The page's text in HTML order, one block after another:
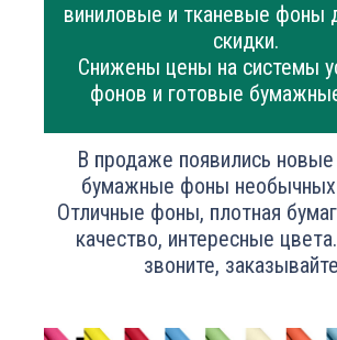
виниловые и тканевые фоны
скидки.
Снижены цены на системы
фонов и готовые
В продаже появились
бумажные фоны
Отличные фоны, плотная
качество, интересные
звоните,